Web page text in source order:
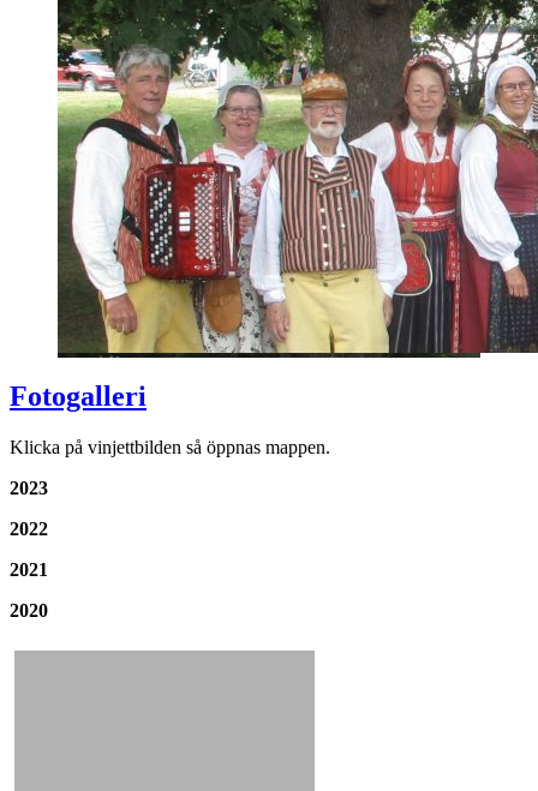
Fotogalleri
Klicka på vinjettbilden så öppnas mappen.
2023
2022
2021
2020